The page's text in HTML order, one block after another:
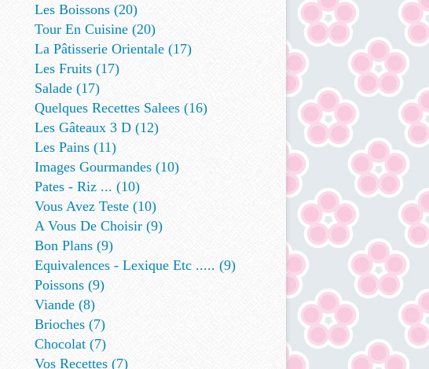
Les Boissons (20)
Tour En Cuisine (20)
La Pâtisserie Orientale (17)
Les Fruits (17)
Salade (17)
Quelques Recettes Salees (16)
Les Gâteaux 3 D (12)
Les Pains (11)
Images Gourmandes (10)
Pates - Riz ... (10)
Vous Avez Teste (10)
A Vous De Choisir (9)
Bon Plans (9)
Equivalences - Lexique Etc ..... (9)
Poissons (9)
Viande (8)
Brioches (7)
Chocolat (7)
Vos Recettes (7)